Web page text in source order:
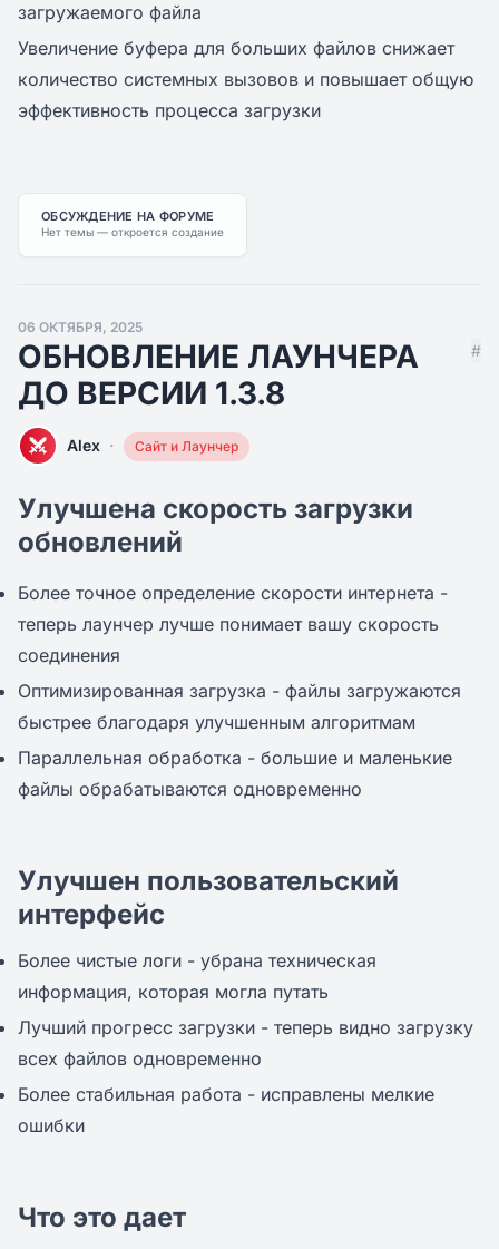
загружаемого файла
Увеличение буфера для больших файлов снижает
количество системных вызовов и повышает общую
эффективность процесса загрузки
ОБСУЖДЕНИЕ НА ФОРУМЕ
Нет темы — откроется создание
06 ОКТЯБРЯ, 2025
ОБНОВЛЕНИЕ ЛАУНЧЕРА
ДО ВЕРСИИ 1.3.8
#
Alex · Сайт и Лаунчер
Улучшена скорость загрузки
обновлений
Более точное определение скорости интернета -
теперь лаунчер лучше понимает вашу скорость
соединения
Оптимизированная загрузка - файлы загружаются
быстрее благодаря улучшенным алгоритмам
Параллельная обработка - большие и маленькие
файлы обрабатываются одновременно
Улучшен пользовательский
интерфейс
Более чистые логи - убрана техническая
информация, которая могла путать
Лучший прогресс загрузки - теперь видно загрузку
всех файлов одновременно
Более стабильная работа - исправлены мелкие
ошибки
Что это дает